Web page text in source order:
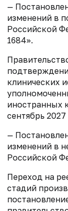
—
изменений в
Российской
1684».
клинических
иностранных
сентябрь 2027
—
изменений в
Российской
Переход на
стадий